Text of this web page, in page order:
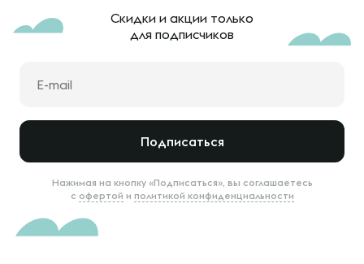
Скидки и акции только
для подписчиков
Подписаться
Нажимая на кнопку «Подписаться», вы соглашаетесь
с офертой и политикой конфиденциальности